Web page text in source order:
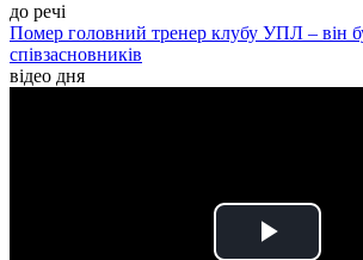
до речі
Помер головний тренер клубу УПЛ – він
співзасновників
відео дня